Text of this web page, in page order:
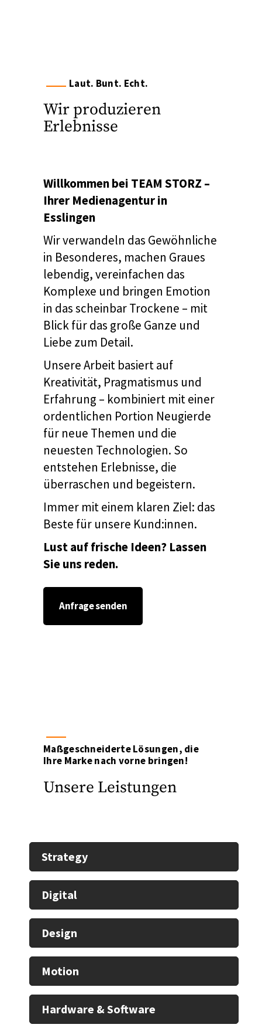
Laut. Bunt. Echt.
Wir produzieren
Erlebnisse
Willkommen bei TEAM STORZ –
Ihrer Medienagentur in
Esslingen
Wir verwandeln das Gewöhnliche
in Besonderes, machen Graues
lebendig, vereinfachen das
Komplexe und bringen Emotion
in das scheinbar Trockene – mit
Blick für das große Ganze und
Liebe zum Detail.
Unsere Arbeit basiert auf
Kreativität, Pragmatismus und
Erfahrung – kombiniert mit einer
ordentlichen Portion Neugierde
für neue Themen und die
neuesten Technologien. So
entstehen Erlebnisse, die
überraschen und begeistern.
Immer mit einem klaren Ziel: das
Beste für unsere Kund:innen.
Lust auf frische Ideen? Lassen
Sie uns reden.
Anfrage senden
Maßgeschneiderte Lösungen, die
Ihre Marke nach vorne bringen!
Unsere Leistungen
Strategy
Digital
Design
Motion
Hardware & Software